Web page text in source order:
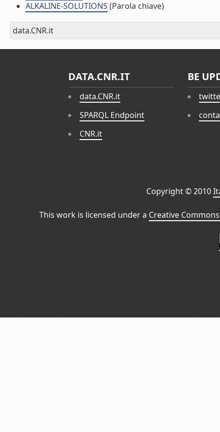
ALKALINE-SOLUTIONS (Parola chiave)
data.CNR.it
DATA.CNR.IT
data.CNR.it
SPARQL Endpoint
CNR.it
BE
Copyright © 2010
This work is licensed under a Creative